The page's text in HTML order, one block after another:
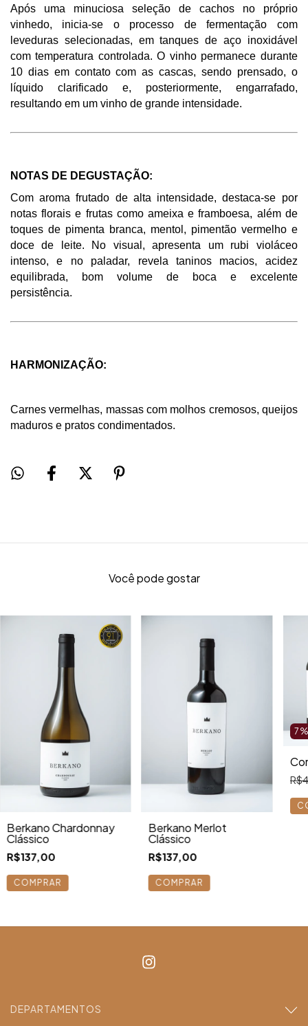
Após uma minuciosa seleção de cachos no próprio
vinhedo, inicia-se o processo de fermentação com
leveduras selecionadas, em tanques de aço inoxidável
com temperatura controlada. O vinho permanece durante
10 dias em contato com as cascas, sendo prensado, o
líquido clarificado e, posteriormente, engarrafado,
resultando em um vinho de grande intensidade.
NOTAS DE DEGUSTAÇÃO:
Com aroma frutado de alta intensidade, destaca-se por
notas florais e frutas como ameixa e framboesa, além de
toques de pimenta branca, mentol, pimentão vermelho e
doce de leite. No visual, apresenta um rubi violáceo
intenso, e no paladar, revela taninos macios, acidez
equilibrada, bom volume de boca e excelente
persistência.
HARMONIZAÇÃO:
Carnes vermelhas, massas com molhos cremosos, queijos
maduros e pratos condimentados.
Você pode gostar
Berkano Chardonnay
Clássico
R$137,00
COMPRAR
Berkano Merlot
Clássico
R$137,00
COMPRAR
7
DEPARTAMENTOS